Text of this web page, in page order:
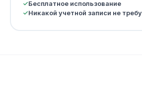
Бесплатное использование
Никакой учетной записи не